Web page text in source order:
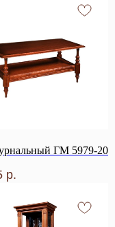
ГМ 5979-20
р.